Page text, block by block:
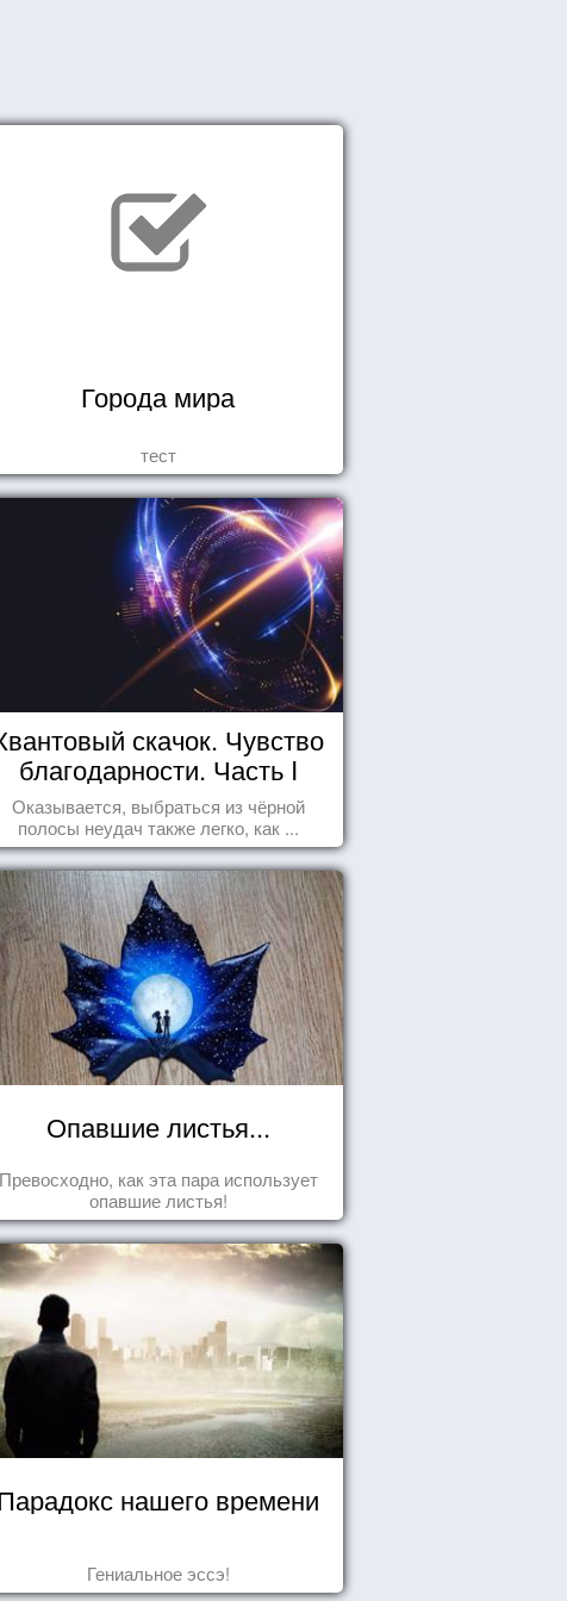
Города мира
тест
скачок. Чувство
благодарности. Часть I
Оказывается, выбраться из чёрной
полосы неудач также легко, как ...
Опавшие листья...
Превосходно, как эта пара использует
опавшие листья!
нашего времени
Гениальное эссэ!